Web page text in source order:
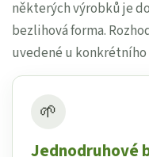
některých výrobků je
bezlihová forma.
uvedené u
🌱
Jednodruhové